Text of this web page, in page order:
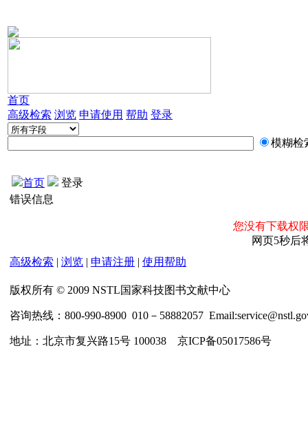
首页
高级检索 浏览 申请使用 帮助 登录
模糊检
首页
登录
错误信息
您没有下载权
网页5秒后
高级检索 | 浏览 | 申请注册 | 使用帮助
版权所有 © 2009 NSTL国家科技图书文献中心
咨询热线：800-990-8900 010－58882057
地址：北京市复兴路15号 100038 京ICP备05017586号